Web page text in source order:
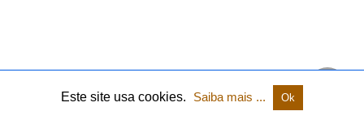
Este site usa cookies. Saiba mais ... Ok